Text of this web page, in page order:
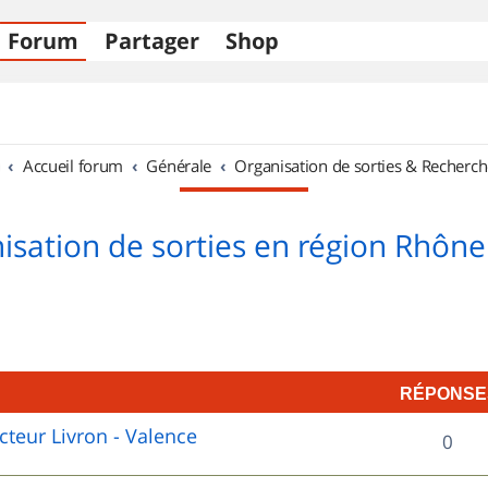
Forum Partager Shop
Accueil forum Générale Organisation de sorties &
de sorties en région
Livron - Valence 0R
é